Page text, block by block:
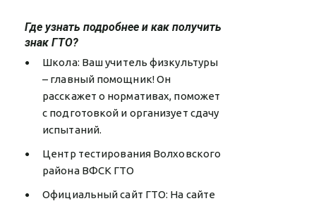
Где узнать подробнее и как получить
знак ГТО?
Школа: Ваш учитель физкультуры
– главный помощник! Он
расскажет о нормативах, поможет
с подготовкой и организует сдачу
испытаний.
Центр тестирования Волховского
района ВФСК ГТО
Официальный сайт ГТО: На сайте